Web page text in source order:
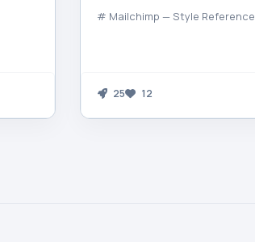
# Mailchimp — Style Reference
25 12